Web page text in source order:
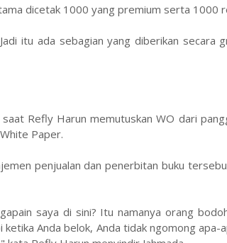
dicetak 1000 yang premium serta 1000
itu ada sebagian yang diberikan secara
Refly Harun memutuskan WO dari
Paper.
penjualan dan penerbitan buku
saya di sini? Itu namanya orang
Anda belok, Anda tidak ngomong apa-